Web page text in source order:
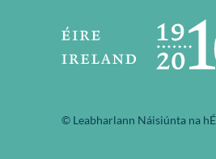
© Leabharlann Náisiúnta na